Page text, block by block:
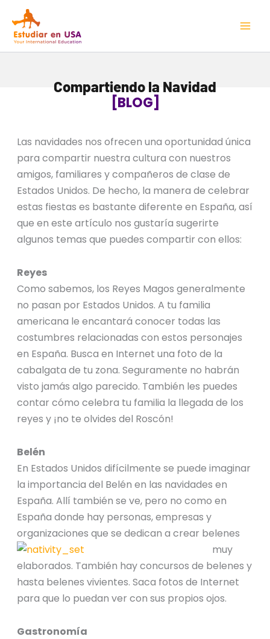
contenido
Compartiendo la Navidad
[BLOG]
Las navidades nos ofrecen una oportunidad única
para compartir nuestra cultura con nuestros
amigos, familiares y compañeros de clase de
Estados Unidos. De hecho, la manera de celebrar
estas fiestas es bastante diferente en España, así
que en este artículo nos gustaría sugerirte
algunos temas que puedes compartir con ellos:
Reyes
Como sabemos, los Reyes Magos generalmente
no pasan por Estados Unidos. A tu familia
americana le encantará conocer todas las
costumbres relacionadas con estos personajes
en España. Busca en Internet una foto de la
cabalgata de tu zona. Seguramente no habrán
visto jamás algo parecido. También les puedes
contar cómo celebra tu familia la llegada de los
reyes y ¡no te olvides del Roscón!
Belén
En Estados Unidos difícilmente se puede imaginar
la importancia del Belén en las navidades en
España. Allí también se ve, pero no como en
España donde hay personas, empresas y
organizaciones que se dedican a crear belenes
muy
elaborados. También hay concursos de belenes y
hasta belenes vivientes. Saca fotos de Internet
para que lo puedan ver con sus propios ojos.
Gastronomía